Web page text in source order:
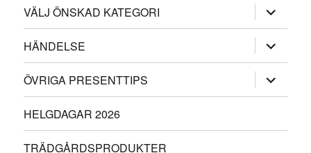
VÄLJ ÖNSKAD KATEGORI
HÄNDELSE
ÖVRIGA PRESENTTIPS
HELGDAGAR 2026
TRÄDGÅRDSPRODUKTER